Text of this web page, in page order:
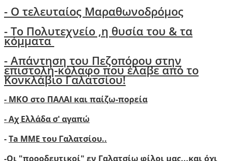
- Ο τελευταίος Μαραθωνοδρόμος
- Το Πολυτεχνείο ,η θυσία του & τα
κόμματα
- Απάντηση του Πεζοπόρου στην
επιστολή-κόλαφο που έλαβε από το
Κονκλάβιο Γαλατσίου!
- ΜΚΟ στο ΠΑΛΑΙ και παίζω-πορεία
- Αχ Ελλάδα σ' αγαπώ
-Ta ΜΜΕ του Γαλατσίου..
-Οι "προοδευτικοί" εν Γαλατσίω φίλοι μας...και όχι